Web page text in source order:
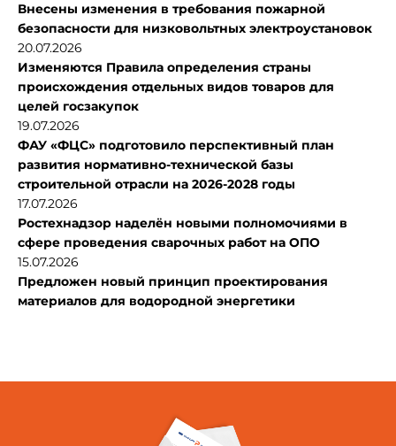
Внесены изменения в требования пожарной
безопасности для низковольтных электроустановок
20.07.2026
Изменяются Правила определения страны
происхождения отдельных видов товаров для
целей госзакупок
19.07.2026
ФАУ «ФЦС» подготовило перспективный план
развития нормативно-технической базы
строительной отрасли на 2026-2028 годы
17.07.2026
Ростехнадзор наделён новыми полномочиями в
сфере проведения сварочных работ на ОПО
15.07.2026
Предложен новый принцип проектирования
материалов для водородной энергетики